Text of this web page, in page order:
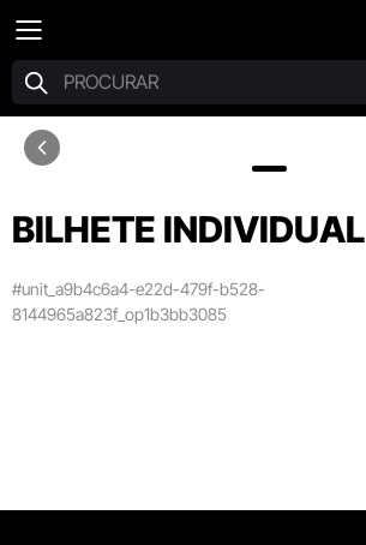
BILHETE INDIVIDUAL
#unit_a9b4c6a4-e22d-479f-b528-
8144965a823f_op1b3bb3085